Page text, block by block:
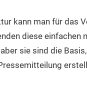
kann man für das
diese einfachen
sie sind die